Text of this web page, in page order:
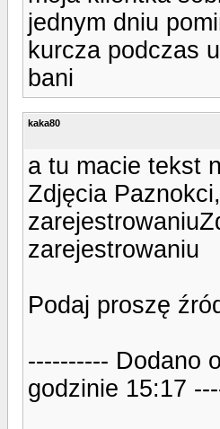
jednym dniu
kurcza podczas
bani
kaka80
a tu macie tekst
Zdjęcia
zarejestrowaniu
Podaj proszę
---------- Dodano
godzinie 15:17